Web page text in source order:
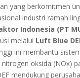
yang berkomitmen
industri ramah
Indonesia (PT
melalui Luft Blue
ini membantu
oksida (NOx)
mendukung